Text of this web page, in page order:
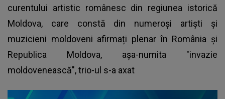
curentului artistic românesc din regiunea istorică
Moldova, care constă din numeroși artiști și
muzicieni moldoveni afirmați plenar în România și
Republica Moldova, așa-numita "invazie
moldovenească", trio-ul s-a axat